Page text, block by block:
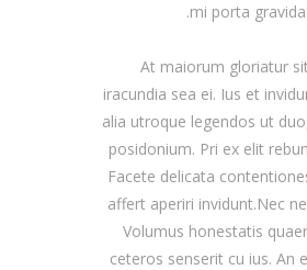
mi porta
At maiorum gloriatur
iracundia sea ei. Ius et
alia utroque legendos ut
posidonium. Pri ex elit
Facete delicata
affert aperiri invidunt.Nec
Volumus honestatis
ceteros senserit cu ius. An